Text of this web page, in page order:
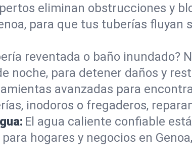
eliminan obstrucciones y
para que tus tuberías fluyan
reventada o baño inundado?
noche, para detener daños y
avanzadas para
inodoros o fregaderos,
El agua caliente confiable
hogares y negocios en